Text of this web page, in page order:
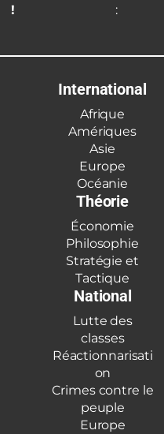
!
:
International
Afrique
Amériques
Asie
Europe
Océanie
Théorie
Économie
Philosophie
Stratégie et
Tactique
National
Lutte des
classes
Réactionnarisati
on
Crimes contre le
peuple
Europe